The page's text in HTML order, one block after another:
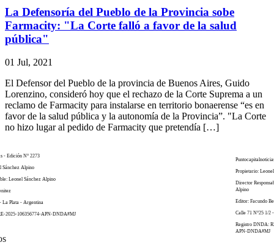
La Defensoría del Pueblo de la Provincia sobe
Farmacity: "La Corte falló a favor de la salud
pública"
01 Jul, 2021
El Defensor del Pueblo de la provincia de Buenos Aires, Guido
Lorenzino, consideró hoy que el rechazo de la Corte Suprema a un
reclamo de Farmacity para instalarse en territorio bonaerense “es en
favor de la salud pública y la autonomía de la Provincia”. "La Corte
no hizo lugar al pedido de Farmacity que pretendía […]
- Edición N° 2273
Sánchez Alpino
Leonel Sánchez Alpino
La Plata - Argentina
2025-106356774-APN-DNDA#MJ
Propietario:
Director
Alpino
Editor: Facundo
Calle 71 N°25 1/2
Registro DNDA:
APN-DNDA#MJ